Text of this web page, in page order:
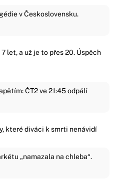
v Československu.
let, a už je to přes 20. Úspěch
ČT2 ve 21:45 odpálí
které diváci k smrti nenávidí
„namazala na chleba“.